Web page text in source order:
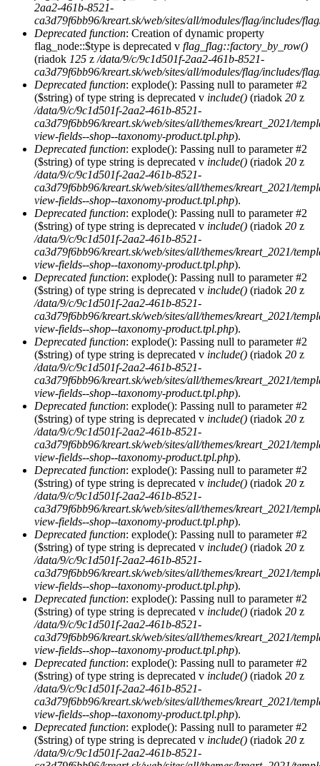
2aa2-461b-8521-
ca3d79f6bb96/kreart.sk/web/sites/all/modules/flag/includes/
Deprecated function: Creation of dynamic property
flag_node::$type is deprecated v flag_flag::factory_by_row()
(riadok 125 z /data/9/c/9c1d501f-2aa2-461b-8521-
ca3d79f6bb96/kreart.sk/web/sites/all/modules/flag/includes/
Deprecated function: explode(): Passing null to parameter #2
($string) of type string is deprecated v include() (riadok 20 z
/data/9/c/9c1d501f-2aa2-461b-8521-
ca3d79f6bb96/kreart.sk/web/sites/all/themes/kreart_2021/
view-fields--shop--taxonomy-product.tpl.php).
Deprecated function: explode(): Passing null to parameter #2
($string) of type string is deprecated v include() (riadok 20 z
/data/9/c/9c1d501f-2aa2-461b-8521-
ca3d79f6bb96/kreart.sk/web/sites/all/themes/kreart_2021/
view-fields--shop--taxonomy-product.tpl.php).
Deprecated function: explode(): Passing null to parameter #2
($string) of type string is deprecated v include() (riadok 20 z
/data/9/c/9c1d501f-2aa2-461b-8521-
ca3d79f6bb96/kreart.sk/web/sites/all/themes/kreart_2021/
view-fields--shop--taxonomy-product.tpl.php).
Deprecated function: explode(): Passing null to parameter #2
($string) of type string is deprecated v include() (riadok 20 z
/data/9/c/9c1d501f-2aa2-461b-8521-
ca3d79f6bb96/kreart.sk/web/sites/all/themes/kreart_2021/
view-fields--shop--taxonomy-product.tpl.php).
Deprecated function: explode(): Passing null to parameter #2
($string) of type string is deprecated v include() (riadok 20 z
/data/9/c/9c1d501f-2aa2-461b-8521-
ca3d79f6bb96/kreart.sk/web/sites/all/themes/kreart_2021/
view-fields--shop--taxonomy-product.tpl.php).
Deprecated function: explode(): Passing null to parameter #2
($string) of type string is deprecated v include() (riadok 20 z
/data/9/c/9c1d501f-2aa2-461b-8521-
ca3d79f6bb96/kreart.sk/web/sites/all/themes/kreart_2021/
view-fields--shop--taxonomy-product.tpl.php).
Deprecated function: explode(): Passing null to parameter #2
($string) of type string is deprecated v include() (riadok 20 z
/data/9/c/9c1d501f-2aa2-461b-8521-
ca3d79f6bb96/kreart.sk/web/sites/all/themes/kreart_2021/
view-fields--shop--taxonomy-product.tpl.php).
Deprecated function: explode(): Passing null to parameter #2
($string) of type string is deprecated v include() (riadok 20 z
/data/9/c/9c1d501f-2aa2-461b-8521-
ca3d79f6bb96/kreart.sk/web/sites/all/themes/kreart_2021/
view-fields--shop--taxonomy-product.tpl.php).
Deprecated function: explode(): Passing null to parameter #2
($string) of type string is deprecated v include() (riadok 20 z
/data/9/c/9c1d501f-2aa2-461b-8521-
ca3d79f6bb96/kreart.sk/web/sites/all/themes/kreart_2021/
view-fields--shop--taxonomy-product.tpl.php).
Deprecated function: explode(): Passing null to parameter #2
($string) of type string is deprecated v include() (riadok 20 z
/data/9/c/9c1d501f-2aa2-461b-8521-
ca3d79f6bb96/kreart.sk/web/sites/all/themes/kreart_2021/
view-fields--shop--taxonomy-product.tpl.php).
Deprecated function: explode(): Passing null to parameter #2
($string) of type string is deprecated v include() (riadok 20 z
/data/9/c/9c1d501f-2aa2-461b-8521-